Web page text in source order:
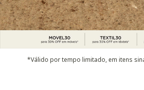
*Válido por tempo limitado, em itens